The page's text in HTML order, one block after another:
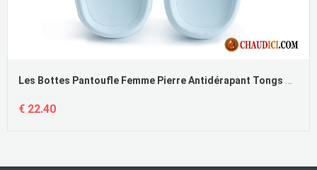
Les Bottes Pantoufle Femme Pierre Antidérapant Tongs Chaussons Été Femme Fantaisie
€ 22.40